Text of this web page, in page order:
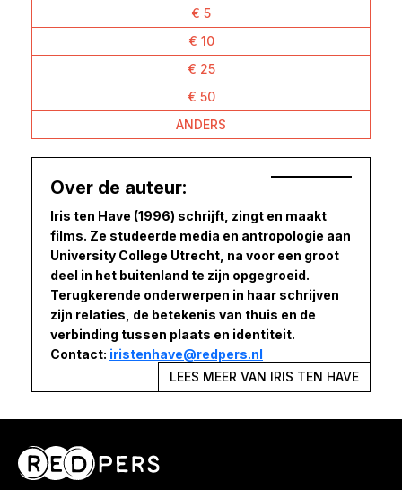
€ 5
€ 10
€ 25
€ 50
ANDERS
Over de auteur:
Iris ten Have (1996) schrijft, zingt en maakt
films. Ze studeerde media en antropologie aan
University College Utrecht, na voor een groot
deel in het buitenland te zijn opgegroeid.
Terugkerende onderwerpen in haar schrijven
zijn relaties, de betekenis van thuis en de
verbinding tussen plaats en identiteit.
Contact: iristenhave@redpers.nl
LEES MEER VAN IRIS TEN HAVE